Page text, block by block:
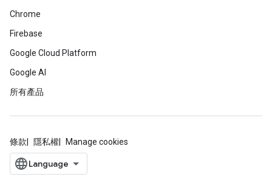
Chrome
Firebase
Google Cloud Platform
Google AI
所有產品
條款 隱私權 Manage cookies